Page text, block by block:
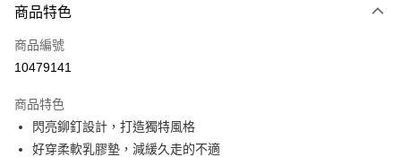
LINE Pay
Apple Pay
悠遊付
Google Pay
商品特色
商品編號
10479141
商品特色
閃亮鉚釘設計，打造獨特風格
好穿柔軟乳膠墊，減緩久走的不適